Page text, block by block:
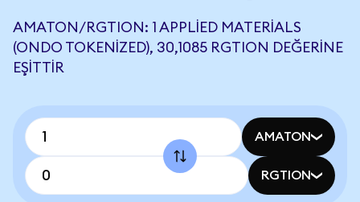
AMATON/RGTION: 1 APPLIED MATERIALS
(ONDO TOKENIZED), 30,1085 RGTION DEĞERINE
EŞITTIR
AMATON
RGTION